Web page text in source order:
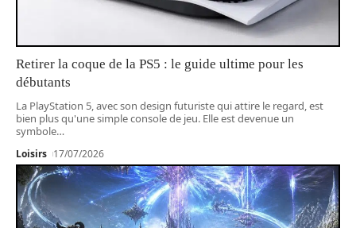
Retirer la coque de la PS5 : le guide ultime pour les
débutants
La PlayStation 5, avec son design futuriste qui attire le regard, est
bien plus qu'une simple console de jeu. Elle est devenue un
symbole…
Loisirs 17/07/2026